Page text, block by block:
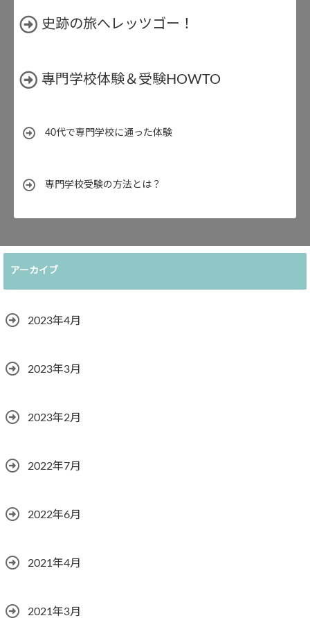
史跡の旅へレッツゴー！
專門学校体験＆受験HOWTO
40代で専門学校に通った体験
専門学校受験の方法とは？
アーカイブ
2023年4月
2023年3月
2023年2月
2022年7月
2022年6月
2021年4月
2021年3月